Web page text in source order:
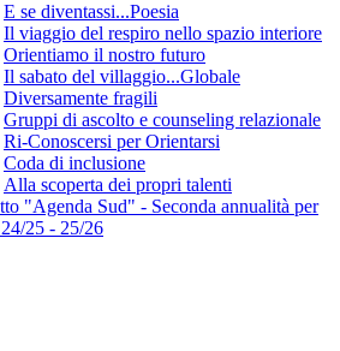
E se diventassi...Poesia
Il viaggio del respiro nello spazio interiore
Orientiamo il nostro futuro
Il sabato del villaggio...Globale
Diversamente fragili
Gruppi di ascolto e counseling relazionale
Ri-Conoscersi per Orientarsi
Coda di inclusione
Alla scoperta dei propri talenti
"Agenda Sud" - Seconda annualità per
24/25 - 25/26